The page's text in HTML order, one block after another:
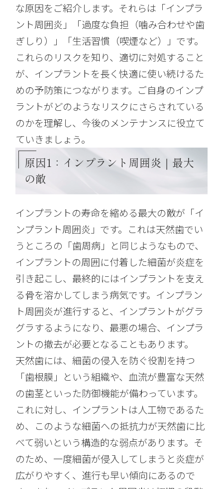
な原因をご紹介します。それらは「インプラ
ント周囲炎」「過度な負担（噛み合わせや歯
ぎしり）」「生活習慣（喫煙など）」です。
これらのリスクを知り、適切に対処すること
が、インプラントを長く快適に使い続けるた
めの予防策につながります。ご自身のインプ
ラントがどのようなリスクにさらされている
のかを理解し、今後のメンテナンスに役立て
ていきましょう。
原因1：インプラント周囲炎｜最大
の敵
インプラントの寿命を縮める最大の敵が「イ
ンプラント周囲炎」です。これは天然歯でい
うところの「歯周病」と同じようなもので、
インプラントの周囲に付着した細菌が炎症を
引き起こし、最終的にはインプラントを支え
る骨を溶かしてしまう病気です。インプラン
ト周囲炎が進行すると、インプラントがグラ
グラするようになり、最悪の場合、インプラ
ントの撤去が必要となることもあります。
天然歯には、細菌の侵入を防ぐ役割を持つ
「歯根膜」という組織や、血流が豊富な天然
の歯茎といった防御機能が備わっています。
これに対し、インプラントは人工物であるた
め、このような細菌への抵抗力が天然歯に比
べて弱いという構造的な弱点があります。そ
のため、一度細菌が侵入してしまうと炎症が
広がりやすく、進行も早い傾向にあるので